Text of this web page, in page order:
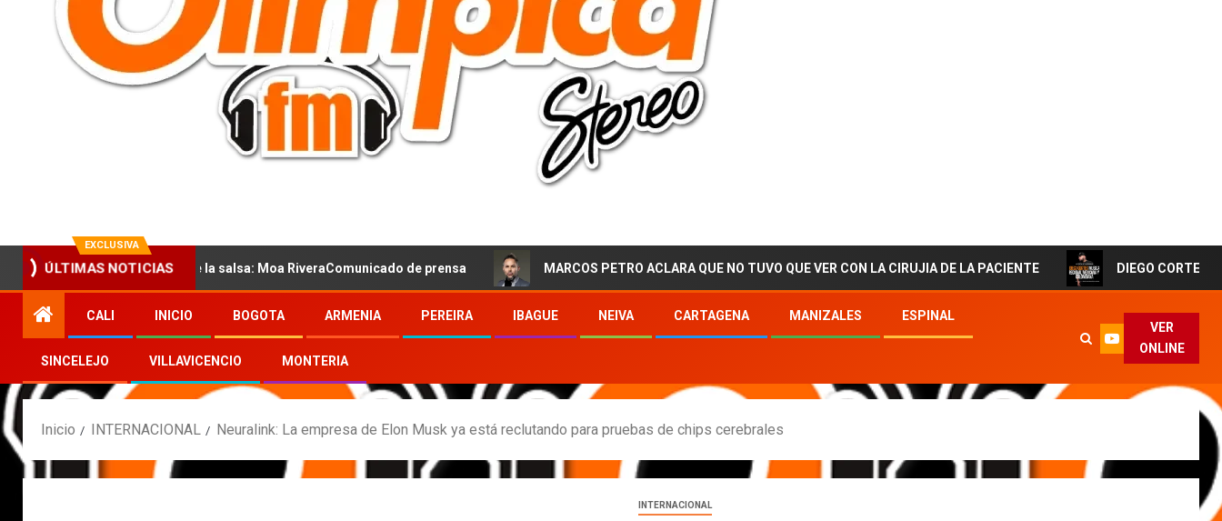
EXCLUSIVA
ÚLTIMAS NOTICIAS
voz sensual de la salsa: Moa RiveraComunicado de prensa MARCOS PETRO ACLARA QUE NO TUVO QUE VER CON LA CIRUJIA DE LA PACIENTE DIEGO CORTES El Artista de
CALI INICIO BOGOTA ARMENIA PEREIRA IBAGUE NEIVA CARTAGENA MANIZALES ESPINAL
SINCELEJO VILLAVICENCIO MONTERIA
VER
ONLINE
Inicio INTERNACIONAL Neuralink: La empresa de Elon Musk ya está reclutando para pruebas de chips cerebrales
INTERNACIONAL